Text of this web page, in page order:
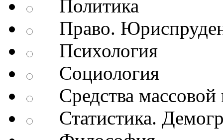
Политика
Право.
Психология
Социология
Средства
Статистика.